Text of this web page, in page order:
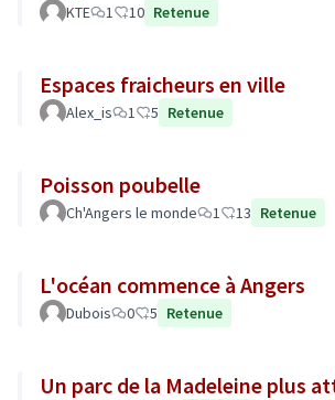
KTE 1 10 Retenue
Espaces fraicheurs en ville
Alex_is 1 5 Retenue
Poisson poubelle
Ch'Angers le monde 1 13 Retenue
L'océan commence à Angers
Dubois 0 5 Retenue
Un parc de la Madeleine plus